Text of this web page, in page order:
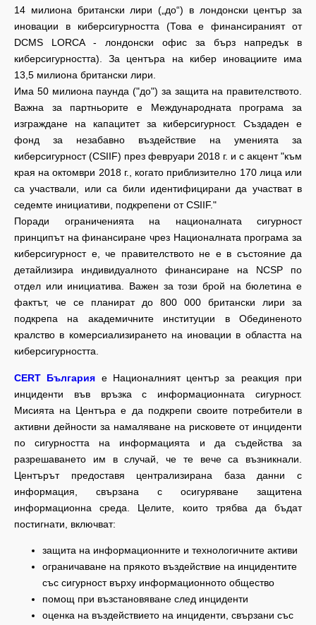
14 милиона британски лири („до“) в лондонски център за
иновации в киберсигурността (Това е финансираният от
DCMS LORCA - лондонски офис за бърз напредък в
киберсигурността). За центъра на кибер иновациите има
13,5 милиона британски лири.
Има 50 милиона паунда ("до") за защита на правителството.
Важна за партньорите е Международната програма за
изграждане на капацитет за киберсигурност. Създаден е
фонд за незабавно въздействие на уменията за
киберсигурност (CSIIF) през февруари 2018 г. и с акцент "към
края на октомври 2018 г., когато приблизително 170 лица или
са участвали, или са били идентифицирани да участват в
седемте инициативи, подкрепени от CSIIF."
Поради ограниченията на националната сигурност
принципът на финансиране чрез Националната програма за
киберсигурност е, че правителството не е в състояние да
детайлизира индивидуалното финансиране на NCSP по
отдел или инициатива. Важен за този брой на бюлетина е
фактът, че се планират до 800 000 британски лири за
подкрепа на академичните институции в Обединеното
кралство в комерсиализирането на иновации в областта на
киберсигурността.
CERT България е Националният център за реакция при
инциденти във връзка с информационната сигурност.
Мисията на Центъра е да подкрепи своите потребители в
активни дейности за намаляване на рисковете от инциденти
по сигурността на информацията и да съдейства за
разрешаването им в случай, че те вече са възникнали.
Центърът предоставя централизирана база данни с
информация, свързана с осигуряване защитена
информационна среда. Целите, които трябва да бъдат
постигнати, включват:
защита на информационните и технологичните активи
ограничаване на прякото въздействие на инцидентите
със сигурност върху информационното общество
помощ при възстановяване след инциденти
оценка на въздействието на инциденти, свързани със